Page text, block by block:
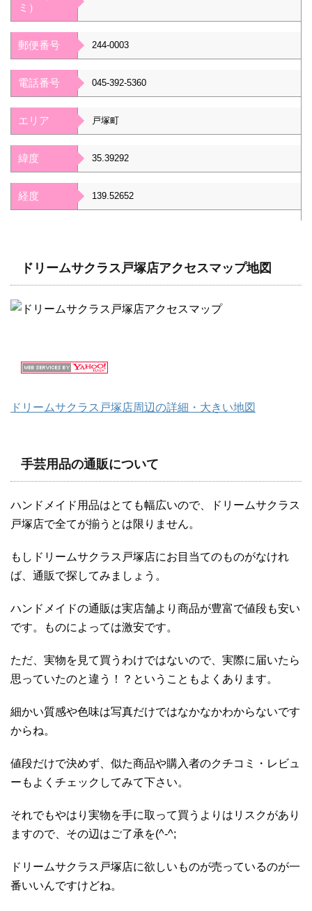
ミ）
郵便番号 244-0003
電話番号 045-392-5360
エリア 戸塚町
緯度 35.39292
経度 139.52652
ドリームサクラス戸塚店アクセスマップ地図
ドリームサクラス戸塚店周辺の詳細・大きい地図
手芸用品の通販について
ハンドメイド用品はとても幅広いので、ドリームサクラス
戸塚店で全てが揃うとは限りません。
もしドリームサクラス戸塚店にお目当てのものがなけれ
ば、通販で探してみましょう。
ハンドメイドの通販は実店舗より商品が豊富で値段も安い
です。ものによっては激安です。
ただ、実物を見て買うわけではないので、実際に届いたら
思っていたのと違う！？ということもよくあります。
細かい質感や色味は写真だけではなかなかわからないです
からね。
値段だけで決めず、似た商品や購入者のクチコミ・レビュ
ーもよくチェックしてみて下さい。
それでもやはり実物を手に取って買うよりはリスクがあり
ますので、その辺はご了承を(^-^;
ドリームサクラス戸塚店に欲しいものが売っているのが一
番いいんですけどね。